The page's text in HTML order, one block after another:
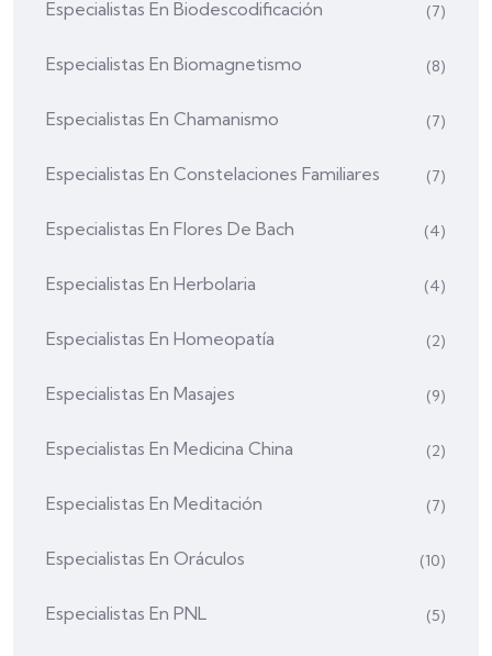
Especialistas En Biodescodificación (7)
Especialistas En Biomagnetismo (8)
Especialistas En Chamanismo (7)
Especialistas En Constelaciones Familiares (7)
Especialistas En Flores De Bach (4)
Especialistas En Herbolaria (4)
Especialistas En Homeopatía (2)
Especialistas En Masajes (9)
Especialistas En Medicina China (2)
Especialistas En Meditación (7)
Especialistas En Oráculos (10)
Especialistas En PNL (5)